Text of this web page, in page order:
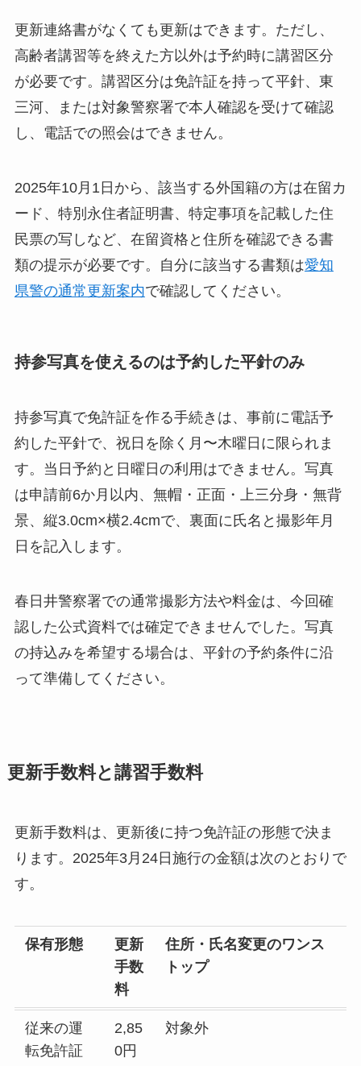
更新連絡書がなくても更新はできます。ただし、
高齢者講習等を終えた方以外は予約時に講習区分
が必要です。講習区分は免許証を持って平針、東
三河、または対象警察署で本人確認を受けて確認
し、電話での照会はできません。
2025年10月1日から、該当する外国籍の方は在留カ
ード、特別永住者証明書、特定事項を記載した住
民票の写しなど、在留資格と住所を確認できる書
類の提示が必要です。自分に該当する書類は愛知
県警の通常更新案内で確認してください。
持参写真を使えるのは予約した平針のみ
持参写真で免許証を作る手続きは、事前に電話予
約した平針で、祝日を除く月〜木曜日に限られま
す。当日予約と日曜日の利用はできません。写真
は申請前6か月以内、無帽・正面・上三分身・無背
景、縦3.0cm×横2.4cmで、裏面に氏名と撮影年月
日を記入します。
春日井警察署での通常撮影方法や料金は、今回確
認した公式資料では確定できませんでした。写真
の持込みを希望する場合は、平針の予約条件に沿
って準備してください。
更新手数料と講習手数料
更新手数料は、更新後に持つ免許証の形態で決ま
ります。2025年3月24日施行の金額は次のとおりで
す。
保有形態
更新
手数
料
住所・氏名変更のワンス
トップ
従来の運
転免許証
2,85
0円
対象外